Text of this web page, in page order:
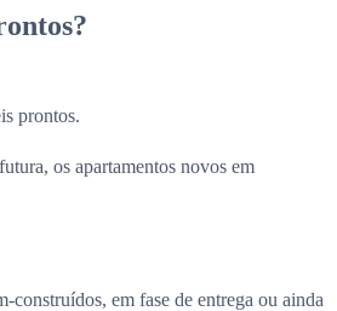
prontos.
os apartamentos novos em
construídos, em fase de entrega ou ainda